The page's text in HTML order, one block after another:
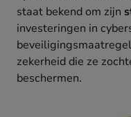
staat bekend om zijn
investeringen in
zekerheid die ze
beschermen.